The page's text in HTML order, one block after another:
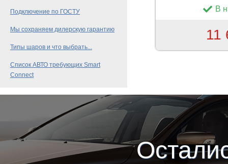
Подключение по ГОСТУ
Мы сохраняем дилерскую гарантию
Типы шаров и что выбрать...
Список АВТО требующих Smart
Connect
В
11